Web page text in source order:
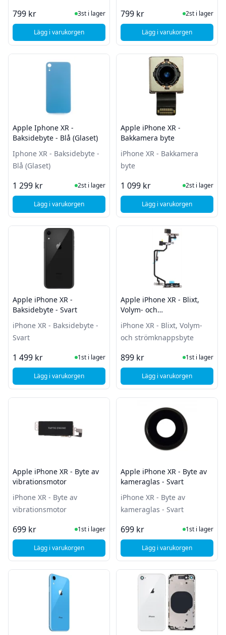
799 kr I Lager
3st i lager
Lägg i varukorgen, Apple Iphone XR - Byte av frontkamera
799 kr I Lager
2st i lager
Lägg i varukorgen, Apple Iphone XR -
Apple Iphone XR -
Baksidebyte - Blå (Glaset)
Iphone XR - Baksidebyte -
Blå (Glaset)
1 299 kr I Lager
2st i lager
Lägg i varukorgen, Apple Iphone XR - Baksidebyte - Blå (Glaset)
Apple iPhone XR -
Bakkamera byte
iPhone XR - Bakkamera
byte
1 099 kr I Lager
2st i lager
Lägg i varukorgen, Apple iPhone XR -
Apple iPhone XR -
Baksidebyte - Svart
iPhone XR - Baksidebyte -
Svart
1 499 kr I Lager
1st i lager
Lägg i varukorgen, Apple iPhone XR - Baksidebyte - Svart
Apple iPhone XR - Blixt,
Volym- och
iPhone XR - Blixt, Volym-
och strömknappsbyte
899 kr I Lager
1st i lager
Lägg i varukorgen, Apple iPhone XR -
Apple iPhone XR - Byte av
vibrationsmotor
iPhone XR - Byte av
vibrationsmotor
699 kr I Lager
1st i lager
Lägg i varukorgen, Apple iPhone XR - Byte av vibrationsmotor
Apple iPhone XR - Byte av
kameraglas - Svart
iPhone XR - Byte av
kameraglas - Svart
699 kr I Lager
1st i lager
Lägg i varukorgen, Apple iPhone XR -